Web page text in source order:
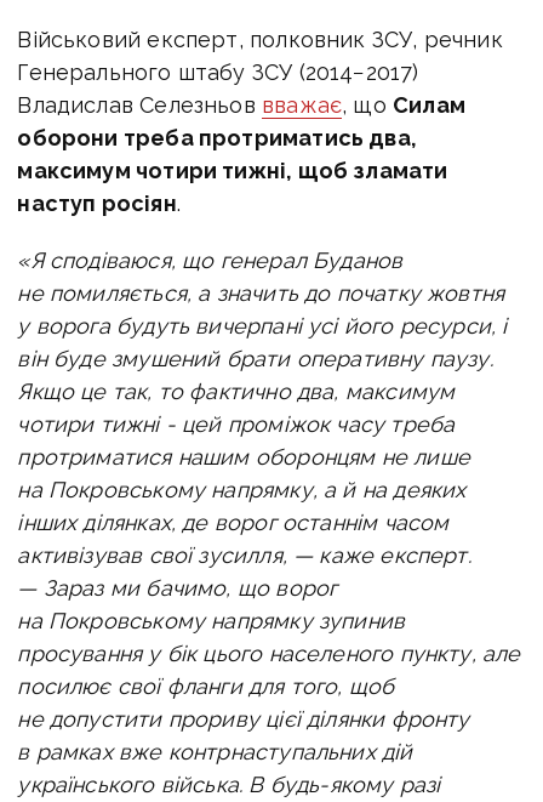
Військовий експерт, полковник ЗСУ, речник
Генерального штабу ЗСУ (2014−2017)
Владислав Селезньов вважає, що Силам
оборони треба протриматись два,
максимум чотири тижні, щоб зламати
наступ росіян.
«Я сподіваюся, що генерал Буданов
не помиляється, а значить до початку жовтня
у ворога будуть вичерпані усі його ресурси, і
він буде змушений брати оперативну паузу.
Якщо це так, то фактично два, максимум
чотири тижні - цей проміжок часу треба
протриматися нашим оборонцям не лише
на Покровському напрямку, а й на деяких
інших ділянках, де ворог останнім часом
активізував свої зусилля, — каже експерт.
— Зараз ми бачимо, що ворог
на Покровському напрямку зупинив
просування у бік цього населеного пункту, але
посилює свої фланги для того, щоб
не допустити прориву цієї ділянки фронту
в рамках вже контрнаступальних дій
українського війська. В будь-якому разі